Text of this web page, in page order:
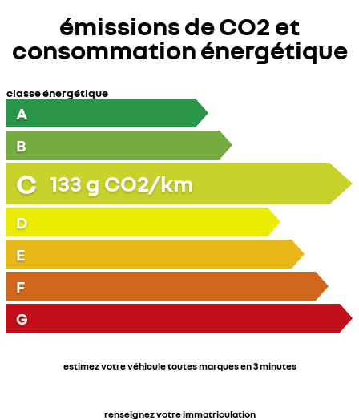
émissions de CO2 et
consommation énergétique
classe énergétique
A
B
C 133 g CO2/km
D
E
F
G
estimez votre véhicule toutes marques en 3 minutes
renseignez votre immatriculation